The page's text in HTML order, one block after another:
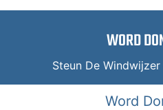
WORD
Steun De
Word